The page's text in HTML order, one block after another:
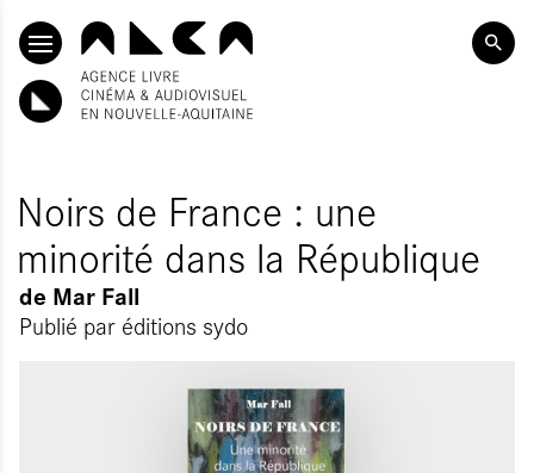
ALLER AU CONTENU PRINCIPAL
Noirs de France : une
minorité dans la République
de Mar Fall
Publié par éditions sydo